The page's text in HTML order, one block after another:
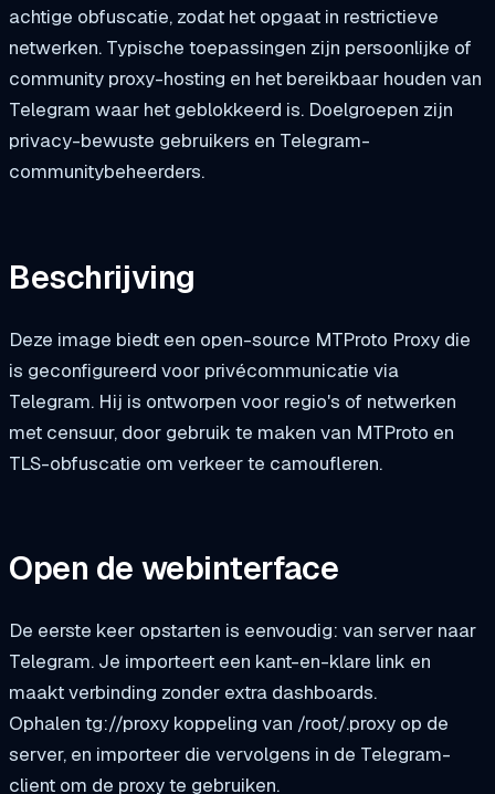
achtige obfuscatie, zodat het opgaat in restrictieve
netwerken. Typische toepassingen zijn persoonlijke of
community proxy-hosting en het bereikbaar houden van
Telegram waar het geblokkeerd is. Doelgroepen zijn
privacy-bewuste gebruikers en Telegram-
communitybeheerders.
Beschrijving
Deze image biedt een open-source MTProto Proxy die
is geconfigureerd voor privécommunicatie via
Telegram. Hij is ontworpen voor regio's of netwerken
met censuur, door gebruik te maken van MTProto en
TLS-obfuscatie om verkeer te camoufleren.
Open de webinterface
De eerste keer opstarten is eenvoudig: van server naar
Telegram. Je importeert een kant-en-klare link en
maakt verbinding zonder extra dashboards.
Ophalen tg://proxy koppeling van /root/.proxy op de
server, en importeer die vervolgens in de Telegram-
client om de proxy te gebruiken.